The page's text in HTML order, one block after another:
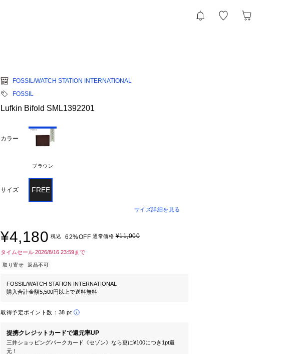
FOSSIL/WATCH STATION INTERNATIONAL
FOSSIL
Lufkin Bifold SML1392201
カラー
ブラウン
サイズ FREE
サイズ詳細を見る
¥4,180 税込 62%OFF 通常価格¥11,000
タイムセール 2026/8/16 23:59まで
取り寄せ 返品不可
FOSSIL/WATCH STATION INTERNATIONAL
購入合計金額5,500円以上で送料無料
取得予定ポイント数： 38 pt
提携クレジットカードで還元率UP
三井ショッピングパークカード《セゾン》なら更に¥100につき1pt還
元！